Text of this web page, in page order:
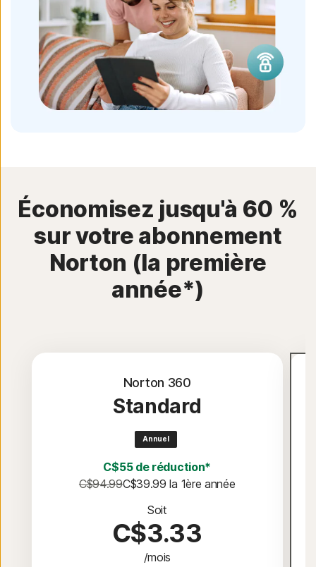
Économisez jusqu'à 60 %
sur votre abonnement
Norton (la première
année*)
Norton 360
Standard
Annuel
C$55 de réduction*
C$94.99C$39.99 la 1ère année
Soit
C$3.33
/mois